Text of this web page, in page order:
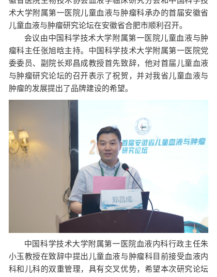
术大学附属第一医院儿童血液与肿瘤科承办的首届安徽省
儿童血液与肿瘤研究论坛在安徽省合肥市顺利召开。
会议由中国科学技术大学附属第一医院儿童血液与肿
瘤科主任张旭晗主持。中国科学技术大学附属第一医院党
委委员、副院长郑昌成教授首先致辞，他对首届儿童血液
与肿瘤研究论坛的召开表示了祝贺，并对我省儿童血液与
肿瘤的发展提出了品牌建设的希望。
中国科学技术大学附属第一医院血液内科行政主任朱
小玉教授在致辞中提出儿童血液与肿瘤科目前接受血液内
科和儿科的双重管理，具有交叉优势，希望本次研究论坛